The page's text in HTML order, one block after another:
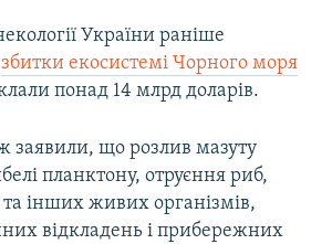
України раніше
збитки екосистемі Чорного моря
понад 14 млрд доларів.
заявили, що розлив мазуту
планктону, отруєння риб,
інших живих організмів,
відкладень і прибережних